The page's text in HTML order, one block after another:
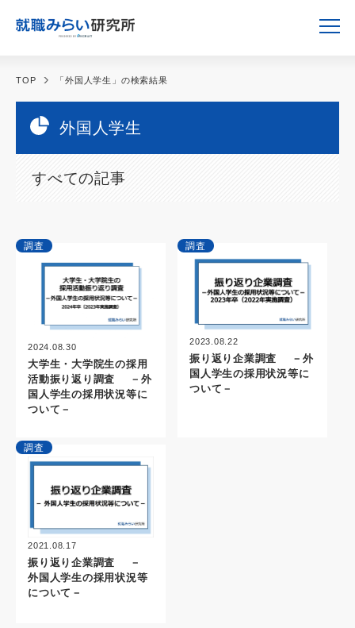
TOP 「外国人学生」の検索結果
外国人学生
すべての記事
調査
2024.08.30
大学生・大学院生の採用
活動振り返り調査 －外
国人学生の採用状況等に
ついて－
調査
2023.08.22
振り返り企業調査 －外
国人学生の採用状況等に
ついて－
調査
2021.08.17
振り返り企業調査 －
外国人学生の採用状況等
について－